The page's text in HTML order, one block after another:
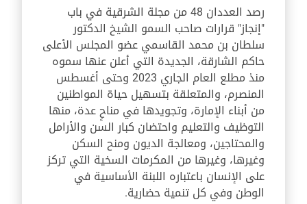
رصد العددان 48 من مجلة الشرقية في باب
"إنجاز" قرارات صاحب السمو الشيخ الدكتور
سلطان بن محمد القاسمي عضو المجلس الأعلى
حاكم الشارقة، الجديدة التي أعلن عنها سموه
منذ مطلع العام الجاري 2023 وحتى أغسطس
المنصرم، والمتعلقة بتسهيل حياة المواطنين
من أبناء الإمارة، وتجويدها في مناحٍ عدة، منها
التوظيف والتعليم واحتضان كبار السن والأرامل
والمحتاجين، ومعالجة الديون ومنح السكن
وغيرها، وغيرها من المكرمات السخية التي تركز
على الإنسان باعتباره اللبنة الأساسية في
الوطن وفي كل تنمية حضارية.